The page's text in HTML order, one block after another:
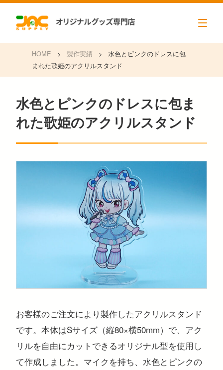
回転アクスタ着せ替えアクスタ モーテルキーライトバングル
マスクケースパスケースペットボトルホルダー万年カレンダー
HOME > 製作実績 >
水色とピンクのドレスに包
まれた歌姫のアクリルスタンド
水色とピンクのドレスに包ま
れた歌姫のアクリルスタンド
お客様のご注文により製作したアクリルスタンド
です。本体はSサイズ（縦80×横50mm）で、アク
リルを自由にカットできるオリジナル型を使用し
て作成しました。マイクを持ち、水色とピンクの